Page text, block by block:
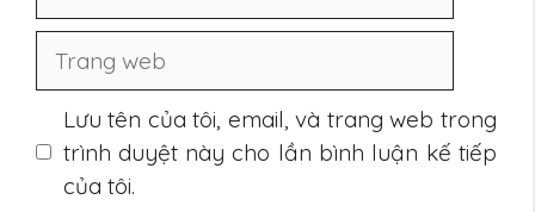
Trang
Lưu tên của tôi, email, và trang web trong
trình duyệt này cho lần bình luận kế tiếp
của tôi.